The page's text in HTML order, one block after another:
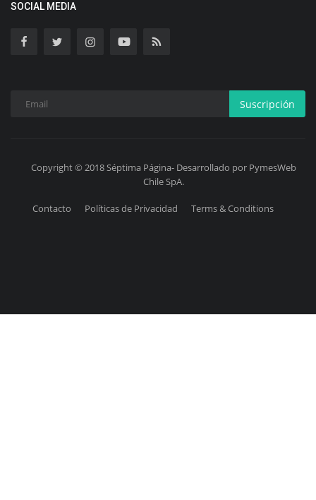
SOCIAL MEDIA
Suscripción
Copyright © 2018 Séptima Página- Desarrollado por PymesWeb
Chile SpA.
Contacto Políticas de Privacidad Terms & Conditions